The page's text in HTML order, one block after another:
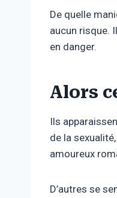
De quelle
aucun risque.
en danger.
Alors
Ils
de la
amoureux
D’autres se